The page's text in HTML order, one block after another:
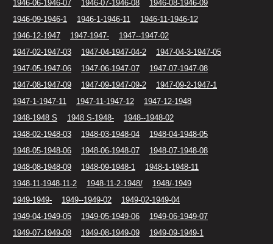
1946-06-1946-07
1946-07-1946-08
1946-08-1946-09
1946-09-1946-1
1946-1-1946-11
1946-11-1946-12
1946-12-1947
1947-1947-
1947--1947-02
1947-02-1947-03
1947-04-1947-04-2
1947-04-3-1947-05
1947-05-1947-06
1947-06-1947-07
1947-07-1947-08
1947-08-1947-09
1947-09-1947-09-2
1947-09-2-1947-1
1947-1-1947-11
1947-11-1947-12
1947-12-1948
1948-1948 S
1948 S-1948-
1948--1948-02
1948-02-1948-03
1948-03-1948-04
1948-04-1948-05
1948-05-1948-06
1948-06-1948-07
1948-07-1948-08
1948-08-1948-09
1948-09-1948-1
1948-1-1948-11
1948-11-1948-11-2
1948-11-2-1948/
1948/-1949
1949-1949-
1949--1949-02
1949-02-1949-04
1949-04-1949-05
1949-05-1949-06
1949-06-1949-07
1949-07-1949-08
1949-08-1949-09
1949-09-1949-1